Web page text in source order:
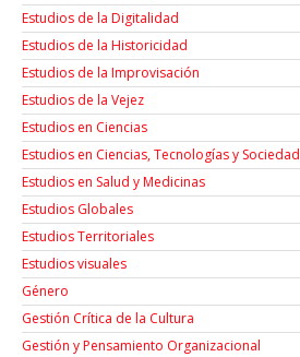
Estudios de la Digitalidad
Estudios de la Historicidad
Estudios de la Improvisación
Estudios de la Vejez
Estudios en Ciencias
Estudios en Ciencias, Tecnologías y Sociedad
Estudios en Salud y Medicinas
Estudios Globales
Estudios Territoriales
Estudios visuales
Género
Gestión Crítica de la Cultura
Gestión y Pensamiento Organizacional